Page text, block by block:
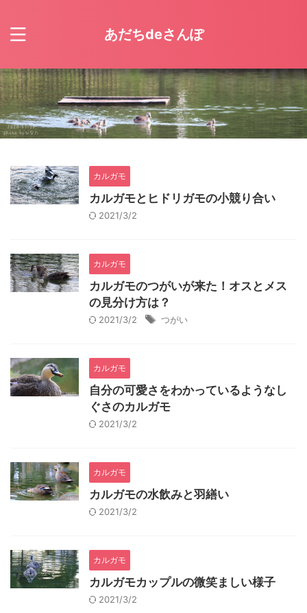
あだちdeさんぽ
カルガモ
カルガモとヒドリガモの小競り合い
2021/3/2
カルガモ
カルガモのつがいが来た！オスとメス
の見分け方は？
2021/3/2 つがい
カルガモ
自分の可愛さをわかっているようなし
ぐさのカルガモ
2021/3/2
カルガモ
カルガモの水飲みと羽繕い
2021/3/2
カルガモ
カルガモカップルの微笑ましい様子
2021/3/2